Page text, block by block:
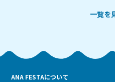
一覧を
ANA FESTAについて